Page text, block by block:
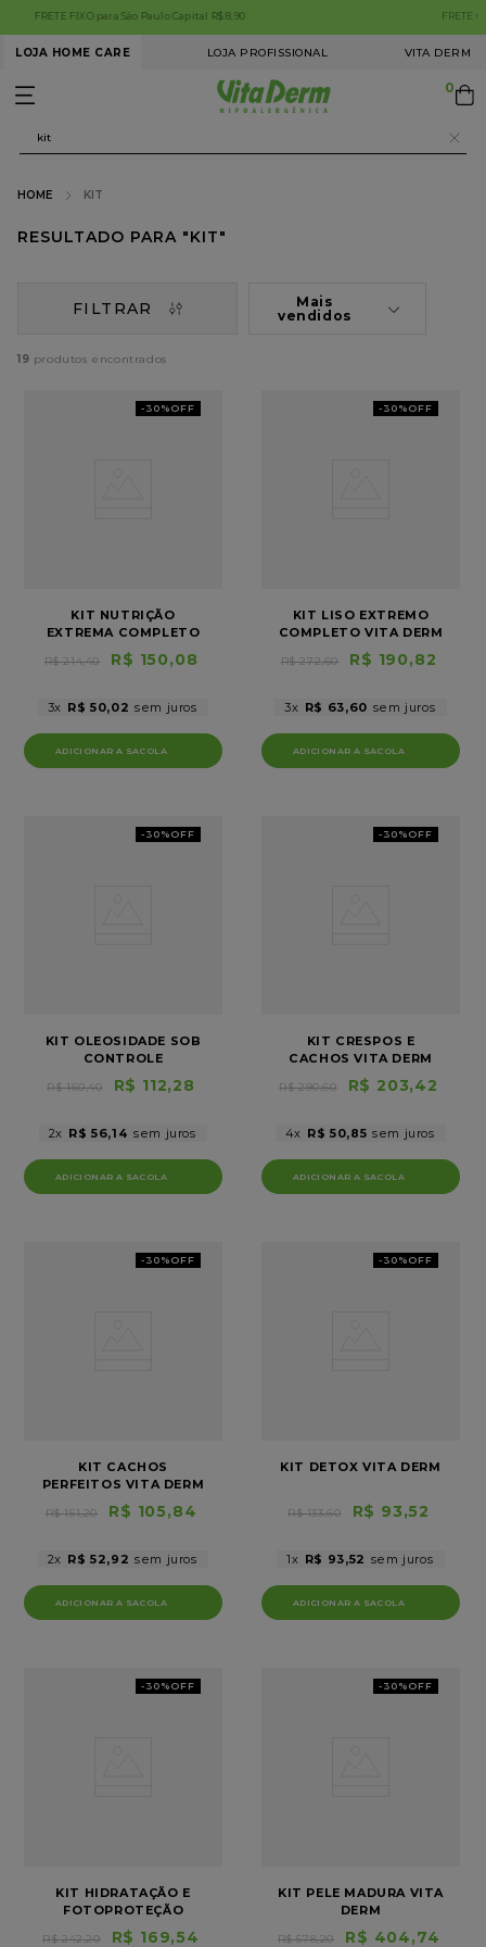
FRETE GRÁTIS BRASIL em compras acima de R$199,99. Aproveite!
LOJA HOME CARE LOJA PROFISSIONAL VITA DERM
0
O que você procura hoje?
KIT
KIT
FILTRAR
Mais
vendidos
19
-30%OFF
KIT NUTRIÇÃO
EXTREMA COMPLETO
R$ 150,08
R$ 214,40
3 R$ 50,02
-30%OFF
KIT LISO EXTREMO
COMPLETO VITA DERM
R$ 190,82
R$ 272,60
3 R$ 63,60
-30%OFF
KIT OLEOSIDADE SOB
CONTROLE
R$ 112,28
R$ 160,40
2 R$ 56,14
-30%OFF
KIT CRESPOS E
CACHOS VITA DERM
R$ 203,42
R$ 290,60
4 R$ 50,85
-30%OFF
KIT CACHOS
PERFEITOS VITA DERM
R$ 105,84
R$ 151,20
2 R$ 52,92
-30%OFF
KIT DETOX VITA DERM
R$ 93,52
R$ 133,60
1 R$ 93,52
-30%OFF
KIT HIDRATAÇÃO E
FOTOPROTEÇÃO
R$ 169,54
R$ 242,20
-30%OFF
KIT PELE MADURA VITA
DERM
R$ 404,74
R$ 578,20